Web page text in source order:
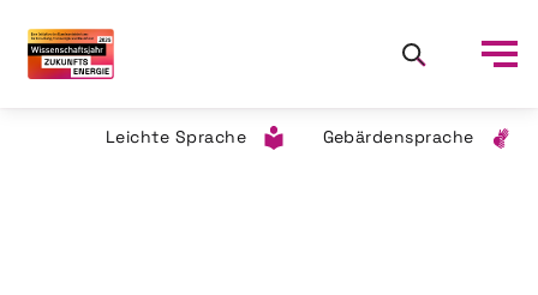
Leichte Sprache Gebärdensprache